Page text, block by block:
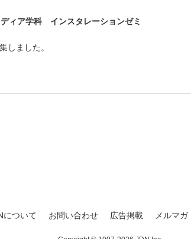
ィア学科 インスタレーションゼミ
しました。
について お問い合わせ 広告掲載 メルマガ